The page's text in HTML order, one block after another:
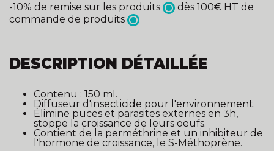
-10% de remise sur les produits
dès 100€ HT de
commande de produits
DESCRIPTION DÉTAILLÉE
Contenu : 150 ml.
Diffuseur d'insecticide pour l'environnement.
Élimine puces et parasites externes en 3h,
stoppe la croissance de leurs oeufs.
Contient de la perméthrine et un inhibiteur de
l'hormone de croissance, le S-Méthoprène.